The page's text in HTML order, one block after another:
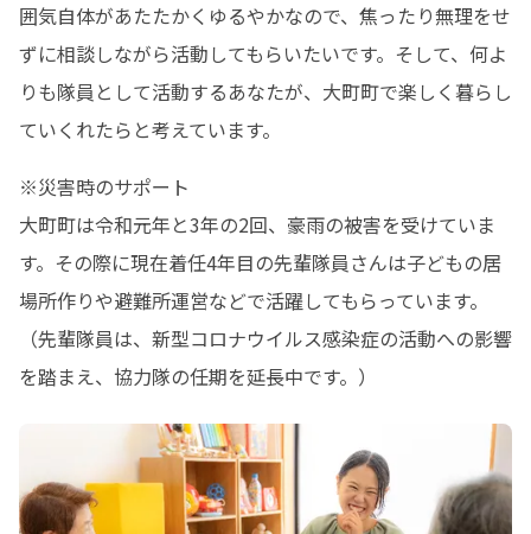
囲気自体があたたかくゆるやかなので、焦ったり無理をせ
ずに相談しながら活動してもらいたいです。そして、何よ
りも隊員として活動するあなたが、大町町で楽しく暮らし
ていくれたらと考えています。
※災害時のサポート
大町町は令和元年と3年の2回、豪雨の被害を受けていま
す。その際に現在着任4年目の先輩隊員さんは子どもの居
場所作りや避難所運営などで活躍してもらっています。
（先輩隊員は、新型コロナウイルス感染症の活動への影響
を踏まえ、協力隊の任期を延長中です。）